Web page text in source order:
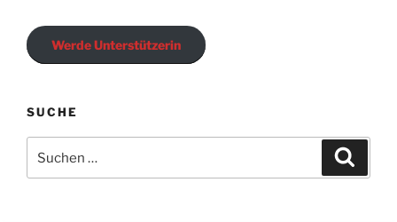
Werde Unterstützerin
SUCHE
nach: